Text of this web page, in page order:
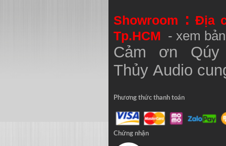
Showroom : Địa
Tp.HCM - xem
Cảm ơn
Thủy Audio
Phương thức thanh toán
Chứng nhận